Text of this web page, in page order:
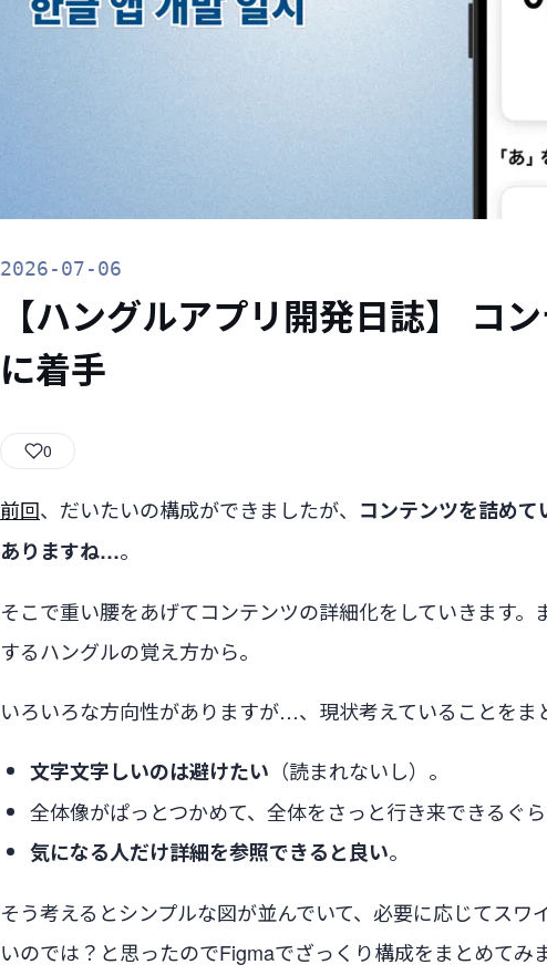
2026-07-06
【ハングルアプリ開発日誌】 コ
に着手
0
前回、だいたいの構成ができましたが、 コンテンツを詰めて
ありますね…。
そこで重い腰をあげてコンテンツの詳細化をしていきます
するハングルの覚え方から。
いろいろな方向性がありますが…、現状考えていることをま
文字文字しいのは避けたい （読まれないし）。
全体像がぱっとつかめて、全体をさっと行き来できるぐ
気になる人だけ詳細を参照できると良い。
そう考えるとシンプルな図が並んでいて、必要に応じてスワ
いのでは？と思ったのでFigmaでざっくり構成をまとめてみ